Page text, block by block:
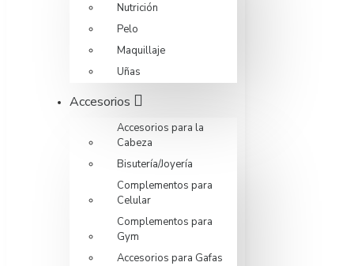
Nutrición
Pelo
Maquillaje
Uñas
Accesorios
Accesorios para la
Cabeza
Bisutería/Joyería
Complementos para
Celular
Complementos para
Gym
Accesorios para Gafas